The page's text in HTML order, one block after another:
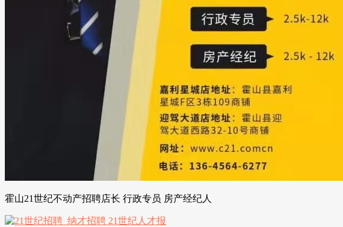
霍山21世纪不动产招聘店长 行政专员 房产经纪人